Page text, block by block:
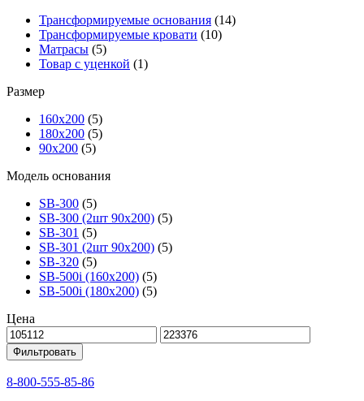
Трансформируемые основания (14)
Трансформируемые кровати (10)
Матрасы (5)
Товар с уценкой (1)
Размер
160х200 (5)
180х200 (5)
90х200 (5)
Модель основания
SB-300 (5)
SB-300 (2шт 90х200) (5)
SB-301 (5)
SB-301 (2шт 90х200) (5)
SB-320 (5)
SB-500i (160x200) (5)
SB-500i (180x200) (5)
Цена
Фильтровать
8-800-555-85-86